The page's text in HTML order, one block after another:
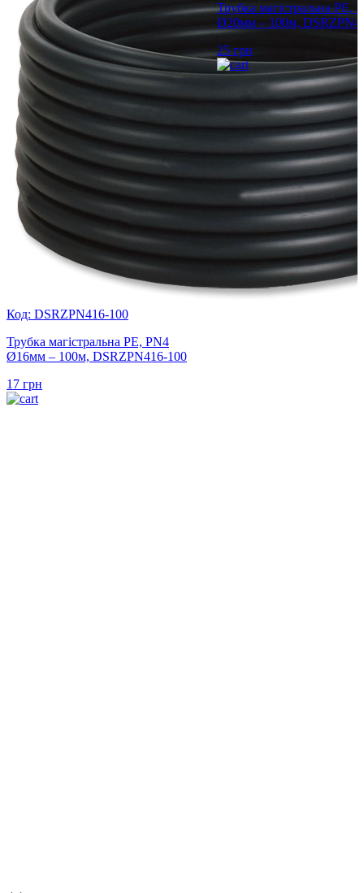
Код: DSRZPN416-100
Трубка магістральна PE, PN4
Ø16мм – 100м, DSRZPN416-100
17 грн
Трубка магістральна PE,
Ø20мм – 100м,
25грн